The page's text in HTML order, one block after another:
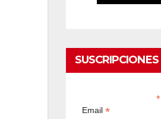
SUSCRIPCIONES
*
Email *